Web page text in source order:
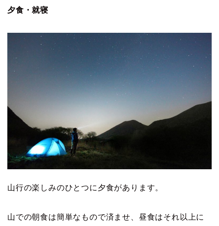
夕食・就寝
山行の楽しみのひとつに夕食があります。
山での朝食は簡単なもので済ませ、昼食はそれ以上に